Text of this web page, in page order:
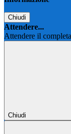
Chiudi
Attendere...
Attendere il
Chiudi